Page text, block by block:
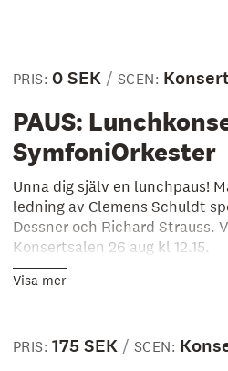
PRIS: 0 SEK SCEN:
PAUS:
SymfoniOrkester
Unna dig själv en lunchpaus!
ledning av Clemens Schuldt
Dessner och Richard Strauss.
Konsertsalen 26 aug kl 12.15.
Visa mer
PRIS: 175 SEK SCEN: